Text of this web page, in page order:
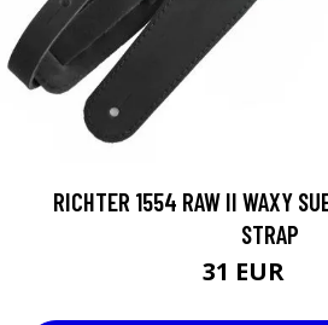
RICHTER 1554 RAW II WAXY
STRAP
31 EUR